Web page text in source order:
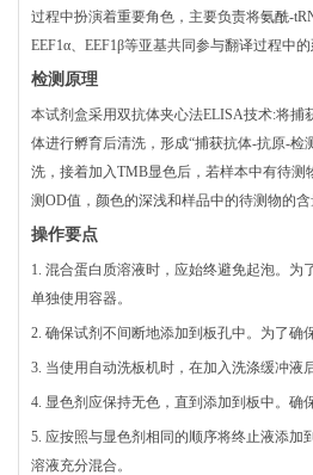
过程中扮演着重要角色，主要负责将氨酰-
EEF1α、EEF1β等亚基共同参与翻译过程中
检测原理
本试剂盒采用双抗体夹心法ELISA技术:将捕
体进行孵育后清洗，形成“捕获抗体-抗原-检
洗，接着加入TMB显色后，若样本中有待测
测OD值，颜色的深浅和样品中的待测物的
操作要点
1. 混合蛋白质溶液时，应始终避免起泡。
单独使用容器。
2. 确保试剂不间断地添加到板孔中。为了确
3. 当使用自动洗板机时，在加入洗涤缓冲液
4. 显色剂应保持无色，直到添加到板中。确
5. 应按照与显色剂相同的顺序将终止液添
溶液充分混合。